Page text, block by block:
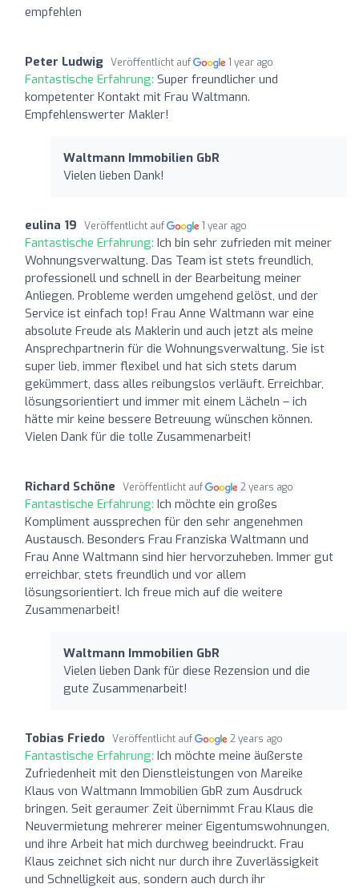
empfehlen
Peter Ludwig Veröffentlicht auf 1 year ago
Fantastische Erfahrung: Super freundlicher und
kompetenter Kontakt mit Frau Waltmann.
Empfehlenswerter Makler!
Waltmann Immobilien GbR
Vielen lieben Dank!
eulina 19 Veröffentlicht auf 1 year ago
Fantastische Erfahrung: Ich bin sehr zufrieden mit meiner
Wohnungsverwaltung. Das Team ist stets freundlich,
professionell und schnell in der Bearbeitung meiner
Anliegen. Probleme werden umgehend gelöst, und der
Service ist einfach top! Frau Anne Waltmann war eine
absolute Freude als Maklerin und auch jetzt als meine
Ansprechpartnerin für die Wohnungsverwaltung. Sie ist
super lieb, immer flexibel und hat sich stets darum
gekümmert, dass alles reibungslos verläuft. Erreichbar,
lösungsorientiert und immer mit einem Lächeln – ich
hätte mir keine bessere Betreuung wünschen können.
Vielen Dank für die tolle Zusammenarbeit!
Richard Schöne Veröffentlicht auf 2 years ago
Fantastische Erfahrung: Ich möchte ein großes
Kompliment aussprechen für den sehr angenehmen
Austausch. Besonders Frau Franziska Waltmann und
Frau Anne Waltmann sind hier hervorzuheben. Immer gut
erreichbar, stets freundlich und vor allem
lösungsorientiert. Ich freue mich auf die weitere
Zusammenarbeit!
Waltmann Immobilien GbR
Vielen lieben Dank für diese Rezension und die
gute Zusammenarbeit!
Tobias Friedo Veröffentlicht auf 2 years ago
Fantastische Erfahrung: Ich möchte meine äußerste
Zufriedenheit mit den Dienstleistungen von Mareike
Klaus von Waltmann Immobilien GbR zum Ausdruck
bringen. Seit geraumer Zeit übernimmt Frau Klaus die
Neuvermietung mehrerer meiner Eigentumswohnungen,
und ihre Arbeit hat mich durchweg beeindruckt. Frau
Klaus zeichnet sich nicht nur durch ihre Zuverlässigkeit
und Schnelligkeit aus, sondern auch durch ihr